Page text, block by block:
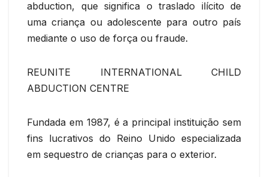
abduction, que significa o traslado ilícito de
uma criança ou adolescente para outro país
mediante o uso de força ou fraude.
REUNITE INTERNATIONAL CHILD
ABDUCTION CENTRE
Fundada em 1987, é a principal instituição sem
fins lucrativos do Reino Unido especializada
em sequestro de crianças para o exterior.